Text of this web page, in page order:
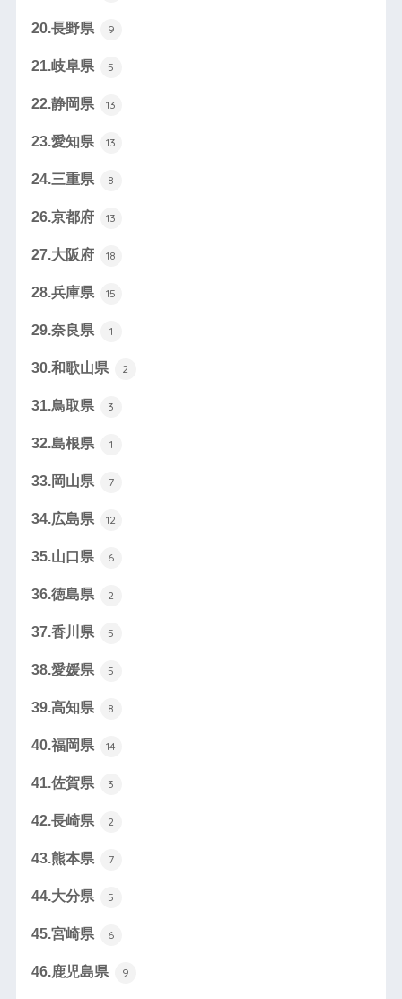
20.長野県 9
21.岐阜県 5
22.静岡県 13
23.愛知県 13
24.三重県 8
26.京都府 13
27.大阪府 18
28.兵庫県 15
29.奈良県 1
30.和歌山県 2
31.鳥取県 3
32.島根県 1
33.岡山県 7
34.広島県 12
35.山口県 6
36.徳島県 2
37.香川県 5
38.愛媛県 5
39.高知県 8
40.福岡県 14
41.佐賀県 3
42.長崎県 2
43.熊本県 7
44.大分県 5
45.宮崎県 6
46.鹿児島県 9